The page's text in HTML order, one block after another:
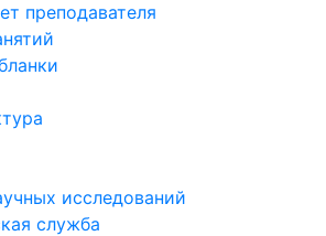
преподавателя
исследований
служба